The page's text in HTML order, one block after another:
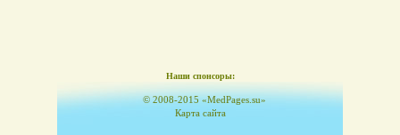
Наши спонсоры:
© 2008-2015 «MedPages.su»
Карта сайта